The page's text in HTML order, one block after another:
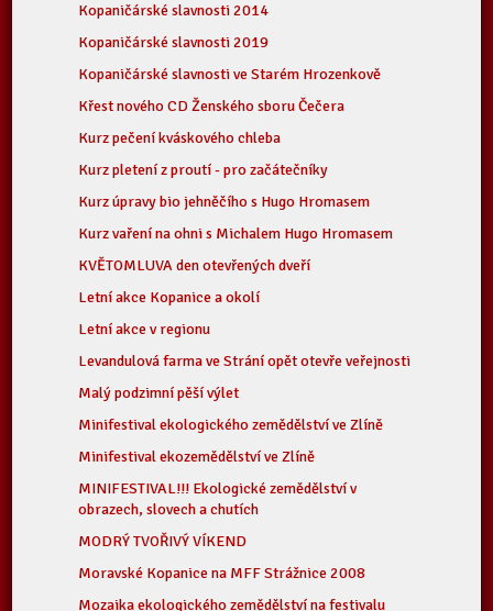
Kopaničárské slavnosti 2014
Kopaničárské slavnosti 2019
Kopaničárské slavnosti ve Starém Hrozenkově
Křest nového CD Ženského sboru Čečera
Kurz pečení kváskového chleba
Kurz pletení z proutí - pro začátečníky
Kurz úpravy bio jehněčího s Hugo Hromasem
Kurz vaření na ohni s Michalem Hugo Hromasem
KVĚTOMLUVA den otevřených dveří
Letní akce Kopanice a okolí
Letní akce v regionu
Levandulová farma ve Strání opět otevře veřejnosti
Malý podzimní pěší výlet
Minifestival ekologického zemědělství ve Zlíně
Minifestival ekozemědělství ve Zlíně
MINIFESTIVAL!!! Ekologické zemědělství v
obrazech, slovech a chutích
MODRÝ TVOŘIVÝ VÍKEND
Moravské Kopanice na MFF Strážnice 2008
Mozaika ekologického zemědělství na festivalu